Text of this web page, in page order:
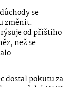
se
změnit.
od příštího
než se
dostal pokutu za